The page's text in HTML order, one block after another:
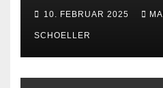
10. FEBRUAR 2025
SCHOELLER